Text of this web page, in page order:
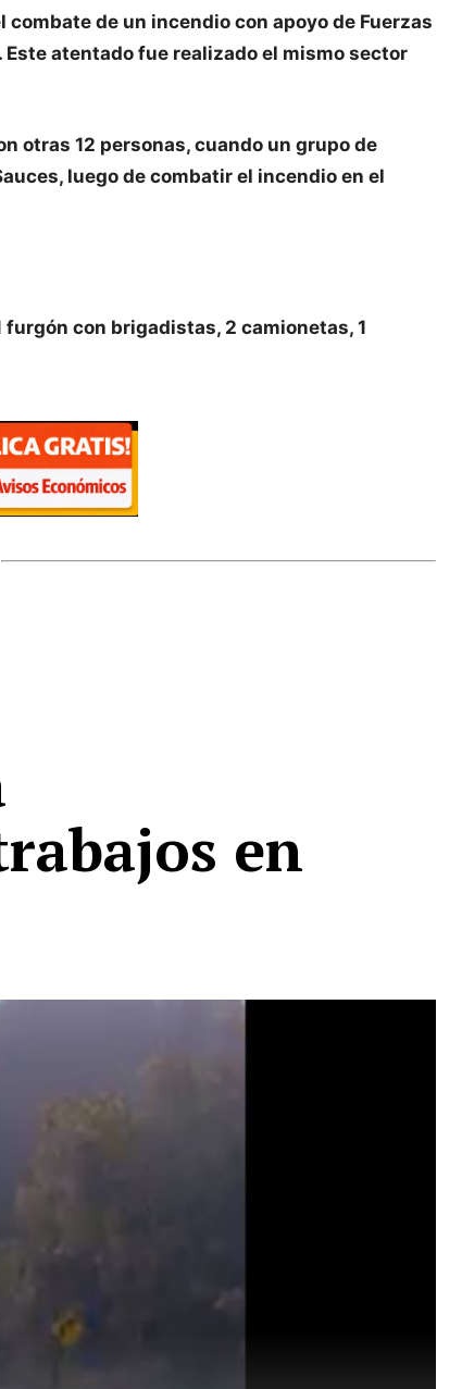
de un incendio con apoyo de Fuerzas
Este atentado fue realizado el mismo sector
otras 12 personas, cuando un grupo de
luego de combatir el incendio en el
con brigadistas, 2 camionetas, 1